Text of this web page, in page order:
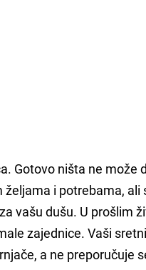
Gotovo ništa ne može
i potrebama, ali
vašu dušu. U prošlim
zajednice. Vaši
a ne preporučuje